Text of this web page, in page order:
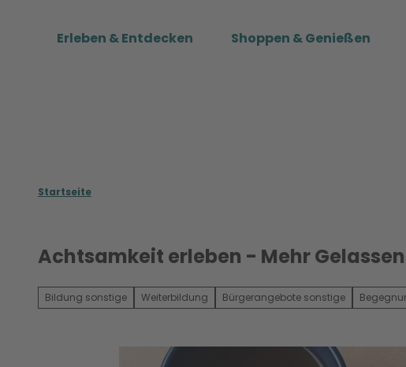
Erleben & Entdecken Shoppen & Genießen
Startseite
Achtsamkeit erleben - Mehr
Bildung sonstige Weiterbildung Bürgerangebote sonstige